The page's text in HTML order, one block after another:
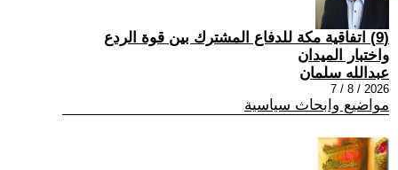
(9) اتفاقية مكة للدفاع المشترك بين قوة الردع
واختبار الميدان
عبدالله سلمان
2026 / 8 / 7
مواضيع وابحاث سياسية